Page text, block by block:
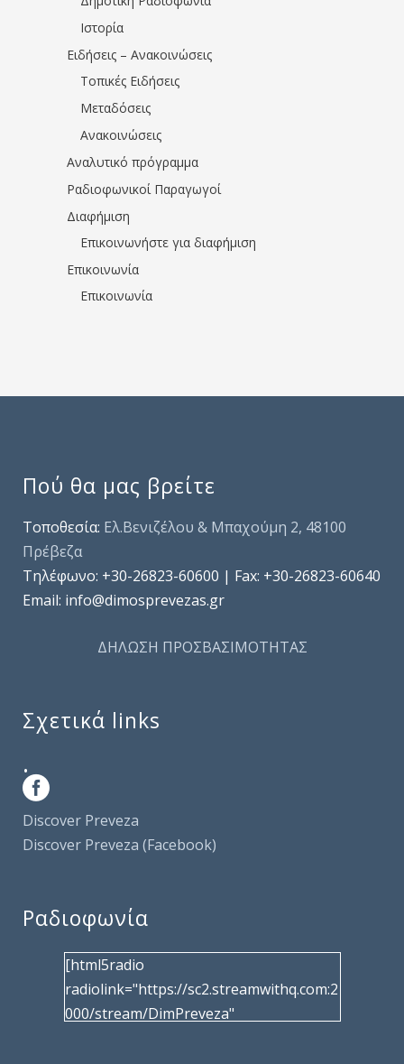
Ιστορία
Ειδήσεις – Ανακοινώσεις
Τοπικές Ειδήσεις
Μεταδόσεις
Ανακοινώσεις
Αναλυτικό πρόγραμμα
Ραδιοφωνικοί Παραγωγοί
Διαφήμιση
Επικοινωνήστε για διαφήμιση
Επικοινωνία
Επικοινωνία
Πού θα μας βρείτε
Τοποθεσία: Ελ.Βενιζέλου & Μπαχούμη 2, 48100
Πρέβεζα
Τηλέφωνo: +30-26823-60600 | Fax: +30-26823-60640
Email: info@dimosprevezas.gr
ΔΗΛΩΣΗ ΠΡΟΣΒΑΣΙΜΟΤΗΤΑΣ
Σχετικά links
.
Discover Preveza
Discover Preveza (Facebook)
Ραδιοφωνία
[html5radio
radiolink="https://sc2.streamwithq.com:2
000/stream/DimPreveza"